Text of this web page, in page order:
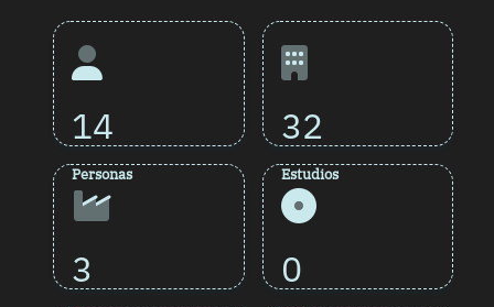
14
Personas
32
Estudios
3 0